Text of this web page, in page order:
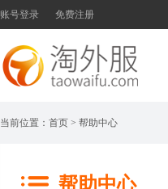
账号登录 免费注册
当前位置： 首页 > 帮助中心
帮助中心